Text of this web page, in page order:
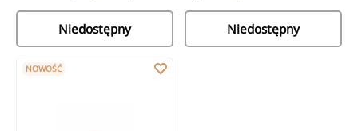
Niedostępny Niedostępny
Bateria umywalkowa Silva biała matowa z ruchomą wylewką
NOWOŚĆ